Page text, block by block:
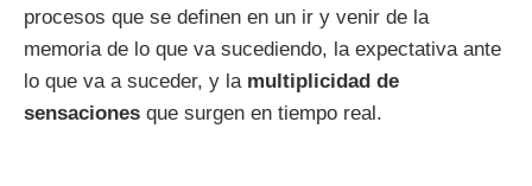
procesos que se definen en un ir y venir de la
memoria de lo que va sucediendo, la expectativa ante
lo que va a suceder, y la multiplicidad de
sensaciones que surgen en tiempo real.